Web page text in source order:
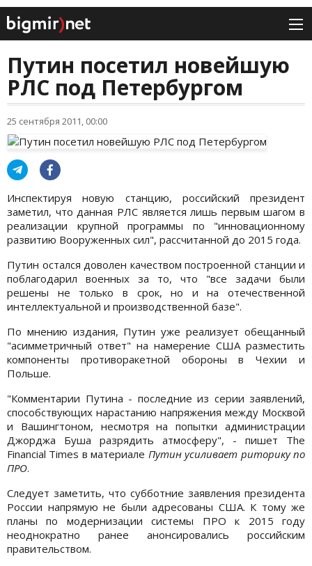
Путин посетил новейшую
РЛС под Петербургом
25 сентября 2011, 00:00
Инспектируя новую станцию, российский президент
заметил, что данная РЛС является лишь первым шагом в
реализации крупной программы по "инновационному
развитию Вооруженных сил", рассчитанной до 2015 года.
Путин остался доволен качеством построенной станции и
поблагодарил военных за то, что "все задачи были
решены не только в срок, но и на отечественной
интеллектуальной и производственной базе".
По мнению издания, Путин уже реализует обещанный
"асимметричный ответ" на намерение США разместить
компоненты противоракетной обороны в Чехии и
Польше.
"Комментарии Путина - последние из серии заявлений,
способствующих нарастанию напряжения между Москвой
и Вашингтоном, несмотря на попытки администрации
Джорджа Буша разрядить атмосферу", - пишет The
Financial Times в материале Путин усиливает риторику по
ПРО.
Следует заметить, что субботние заявления президента
России напрямую не были адресованы США. К тому же
планы по модернизации системы ПРО к 2015 году
неоднократно ранее анонсировались российским
правительством.